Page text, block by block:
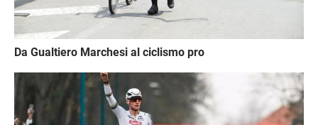
Da Gualtiero Marchesi al ciclismo pro